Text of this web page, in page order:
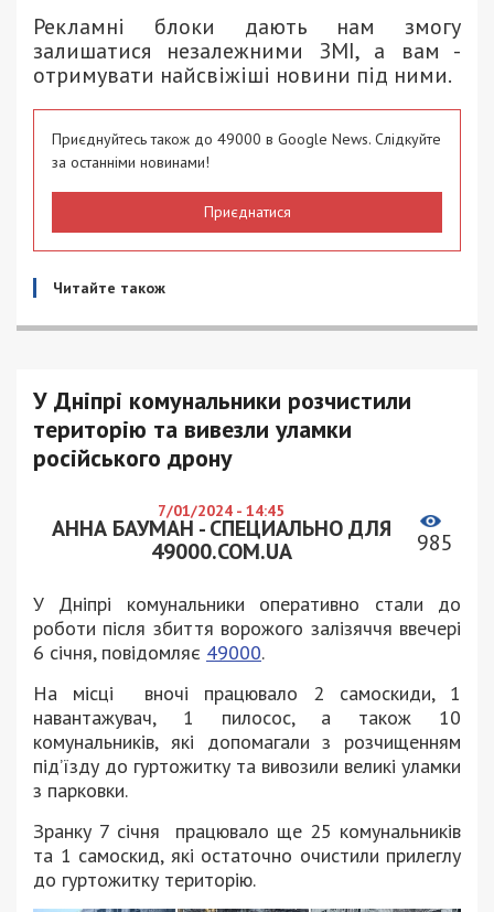
Рекламні блоки дають нам змогу
залишатися незалежними ЗМІ, а вам -
отримувати найсвіжіші новини під ними.
Приєднуйтесь також до 49000 в Google News. Слідкуйте
за останніми новинами!
Приєднатися
Читайте також
У Дніпрі комунальники розчистили
територію та вивезли уламки
російського дрону
7/01/2024 - 14:45
АННА БАУМАН - СПЕЦИАЛЬНО ДЛЯ
49000.COM.UA
985
У Дніпрі комунальники оперативно стали до
роботи після збиття ворожого залізяччя ввечері
6 січня, повідомляє 49000.
На місці вночі працювало 2 самоскиди, 1
навантажувач, 1 пилосос, а також 10
комунальників, які допомагали з розчищенням
підʼїзду до гуртожитку та вивозили великі уламки
з парковки.
Зранку 7 січня працювало ще 25 комунальників
та 1 самоскид, які остаточно очистили прилеглу
до гуртожитку територію.